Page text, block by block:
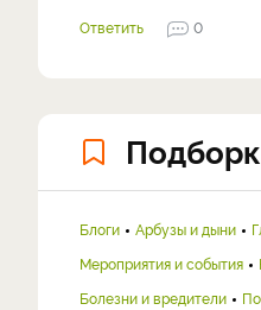
Ответить 0
Блоги Арбузы и дыни
Мероприятия и события
Болезни и вредители